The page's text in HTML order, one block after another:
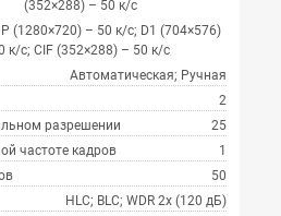
(352×288) – 50 к/с
(1280×720) – 50 к/с; D1 (704×576)
к/с; CIF (352×288) – 50 к/с
Автоматическая; Ручная
2
разрешении
25
частоте кадров
1
50
HLC; BLC; WDR 2x (120 дБ)